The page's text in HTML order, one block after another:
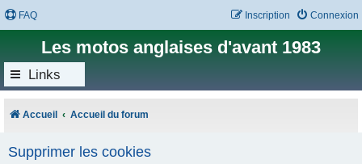
FAQ Connexion
Inscription
Les motos anglaises d'avant 1983
Links
Accueil Accueil du forum
Supprimer les cookies